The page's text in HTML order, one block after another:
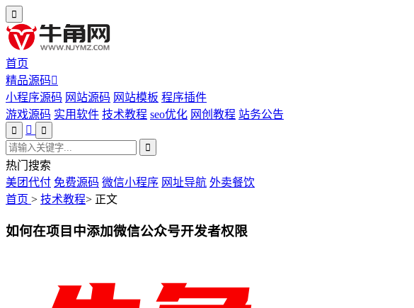
首页
精品源码
小程序源码 网站源码 网站模板 程序插件
游戏源码 实用软件 技术教程 seo优化 网创教程 站务公告
热门搜索
美团代付 免费源码 微信小程序 网址导航 外卖餐饮
首页 > 技术教程> 正文
如何在项目中添加微信公众号开发者权限